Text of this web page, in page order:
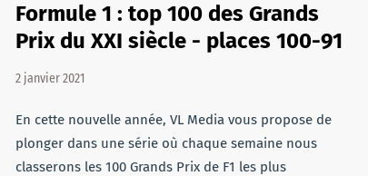
Formule 1 : top 100 des Grands
Prix du XXI siècle - places 100-91
2 janvier 2021
En cette nouvelle année, VL Media vous propose de
plonger dans une série où chaque semaine nous
classerons les 100 Grands Prix de F1 les plus